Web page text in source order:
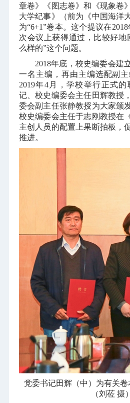
章卷》《图志卷》和《现象卷
大学纪事》（前为《中国海洋
为“6+1”卷本。这个提议在2018
次会议上获得通过，比较好地
么样的”这个问题。
2018年底，校史编委会建
一名主编，再由主编选配副主
2019年4月，学校举行正式的
记、校史编委会主任田辉教授
委会副主任张静教授为大家颁
校史编委会主任于志刚教授在
主创人员的配置上果断拍板，
推进。
党委书记田辉（中）为有关
（刘莅 摄）